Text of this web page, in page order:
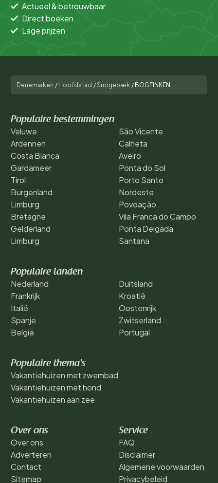
Actueel & betrouwbaar
Direct boeken
Lage prijzen
Denemarken / Hoofdstad /Snogebæk / BOGFINKEN
Populaire bestemmingen
Veluwe
Ardennen
Costa Blanca
Gardameer
Tirol
Burgenland
Limburg
Bretagne
Gelderland
Limburg
São Vicente
Calheta
Aveiro
Ponta do Sol
Porto Santo
Nordeste
Povoação
Vila Franca do Campo
Ponta Delgada
Santana
Populaire landen
Nederland
Frankrijk
Italië
Spanje
België
Duitsland
Kroatië
Oostenrijk
Zwitserland
Portugal
Populaire thema's
Vakantiehuizen met zwembad
Vakantiehuizen met hond
Vakantiehuizen aan zee
Over ons
Over ons
Adverteren
Contact
Sitemap
Service
FAQ
Disclaimer
Algemene voorwaarden
Privacybeleid